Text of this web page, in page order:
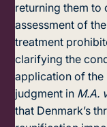
returning them to
assessment of
treatment
clarifying the
application of the
judgment in M.A.
that Denmark’s